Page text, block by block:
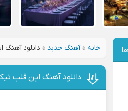
خانه »آهنگ جدید » دانلود آهنگ
دانلود آهنگ این قلب